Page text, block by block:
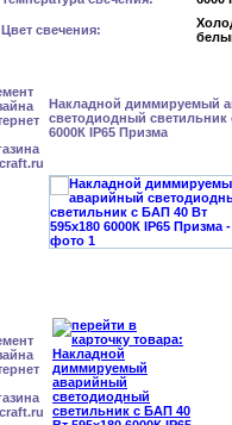
Цвет свечения:
Накладной диммируемый
светодиодный светильник
6000К IP65 Призма